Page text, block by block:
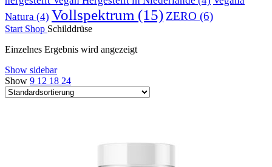
Natura (4) Vollspektrum (15) ZERO (6)
Start Shop Schilddrüse
Einzelnes Ergebnis wird angezeigt
Show sidebar
Show 9 12 18 24